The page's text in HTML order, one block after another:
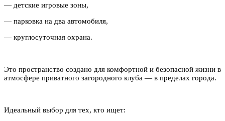
— детские игровые зоны,
— парковка на два автомобиля,
— круглосуточная охрана.
Это пространство создано для комфортной и безопасной жизни в
атмосфере приватного загородного клуба — в пределах города.
Идеальный выбор для тех, кто ищет: